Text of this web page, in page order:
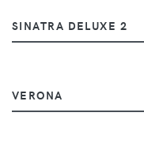
SINATRA DELUXE 2
VERONA